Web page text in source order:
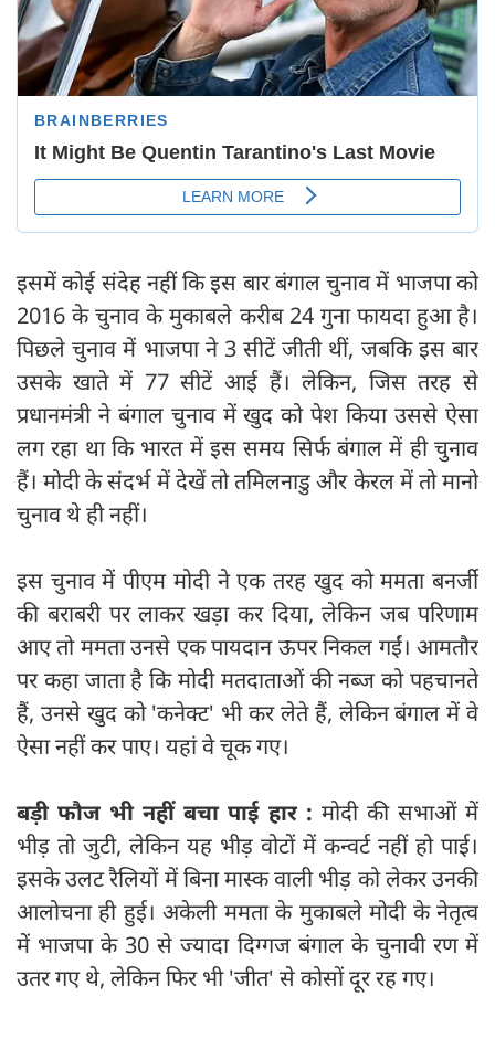
इसमें कोई संदेह नहीं कि इस बार बंगाल चुनाव में भाजपा को
2016 के चुनाव के मुकाबले करीब 24 गुना फायदा हुआ है।
पिछले चुनाव में भाजपा ने 3 सीटें जीती थीं, जबकि इस बार
उसके खाते में 77 सीटें आई हैं। लेकिन, जिस तरह से
प्रधानमंत्री ने बंगाल चुनाव में खुद को पेश किया उससे ऐसा
लग रहा था कि भारत में इस समय सिर्फ बंगाल में ही चुनाव
हैं। मोदी के संदर्भ में देखें तो ‍तमिलनाडु और केरल में तो मानो
चुनाव थे ही नहीं।
इस चुनाव में पीएम मोदी ने एक तरह खुद को ममता बनर्जी
की बराबरी पर लाकर खड़ा कर दिया, लेकिन जब परिणाम
आए तो ममता उनसे एक पायदान ऊपर निकल गईं। आमतौर
पर कहा जाता है कि मोदी मतदाताओं की नब्ज को पहचानते
हैं, उनसे खुद को 'कनेक्ट' भी कर लेते हैं, लेकिन बंगाल में वे
ऐसा नहीं कर पाए। यहां वे चूक गए।
बड़ी फौज भी नहीं बचा पाई हार : मोदी की सभाओं में
भीड़ तो जुटी, लेकिन यह भीड़ वोटों में कन्वर्ट नहीं हो पाई।
इसके उलट रैलियों में बिना मास्क वाली भीड़ को लेकर उनकी
आलोचना ही हुई। अकेली ममता के मुकाबले मोदी के नेतृत्व
में भाजपा के 30 से ज्यादा दिग्गज बंगाल के चुनावी रण में
उतर गए थे, लेकिन फिर भी 'जीत' से कोसों दूर रह गए।